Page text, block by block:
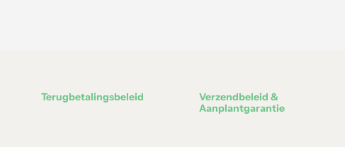
Terugbetalingsbeleid
Verzendbeleid &
Aanplantgarantie